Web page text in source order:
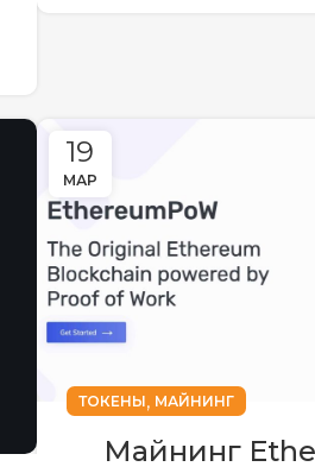
19
МАР
ТОКЕНЫ, МАЙНИНГ
Майнинг